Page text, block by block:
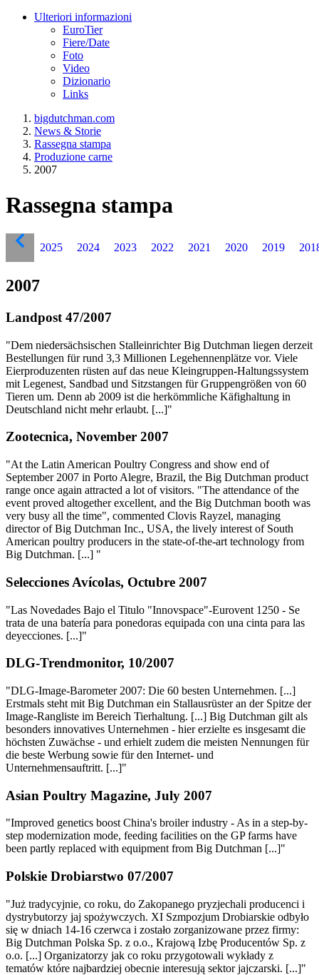
Ulteriori informazioni
EuroTier
Fiere/Date
Foto
Video
Dizionario
Links
bigdutchman.com
News & Storie
Rassegna stampa
Produzione carne
2007
Rassegna stampa
2025 2024 2023 2022 2021 2020 2019
2007
Landpost 47/2007
"Dem niedersächsischen Stalleinrichter Big Dutchman liegen derzeit
Bestellungen für rund 3,3 Millionen Legehennenplätze vor. Viele
Eierproduzenten rüsten auf das neue Kleingruppen-Haltungssystem
mit Legenest, Sandbad und Sitzstangen für Gruppengrößen von 60
Tieren um. Denn ab 2009 ist die herkömmliche Käfighaltung in
Deutschland nicht mehr erlaubt. [...]"
Zootecnica, November 2007
"At the Latin American Poultry Congress and show end of
September 2007 in Porto Alegre, Brazil, the Big Dutchman product
range once again attracted a lot of visitors. "The attendance of the
event proved altogether excellent, and the Big Dutchman booth was
very busy all the time", commented Clovis Rayzel, managing
director of Big Dutchman Inc., USA, the lively interest of South
American poultry producers in the state-of-the-art technology from
Big Dutchman. [...] "
Selecciones Avícolas, Octubre 2007
"Las Novedades Bajo el Titulo "Innovspace"-Eurovent 1250 - Se
trata de una batería para ponedoras equipada con una cinta para las
deyecciones. [...]"
DLG-Trendmonitor, 10/2007
"DLG-Image-Barometer 2007: Die 60 besten Unternehmen. [...]
Erstmals steht mit Big Dutchman ein Stallausrüster an der Spitze der
Image-Rangliste im Bereich Tierhaltung. [...] Big Dutchman gilt als
besonders innovatives Unternehmen - hier erzielte es insgesamt die
höchsten Zuwächse - und erhielt zudem die meisten Nennungen für
die beste Werbung sowie für den Internet- und
Unternehmensauftritt. [...]"
Asian Poultry Magazine, July 2007
"Improved genetics boost China's broiler industry - As in a step-by-
step modernization mode, feeding facilities on the GP farms have
been partly replaced with equipment from Big Dutchman [...]"
Polskie Drobiarstwo 07/2007
"Już tradycyjnie, co roku, do Zakopanego pryzjechali producenci i
dystrybutorzy jaj spożywczych. XI Szmpozjum Drobiarskie odbyło
się w dniach 14-16 czerwca i zostało zorganizowane przez firmy:
Big Dutchman Polska Sp. z o.o., Krajową Izbę Producentów Sp. z
o.o. [...] Organizatorzy jak co roku przygotowali wykłady z
tematów które najbardziej obecnie interesują sektor jajczarski. [...]"